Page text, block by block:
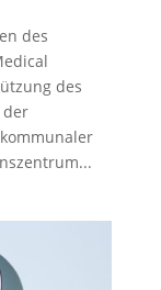
des
des